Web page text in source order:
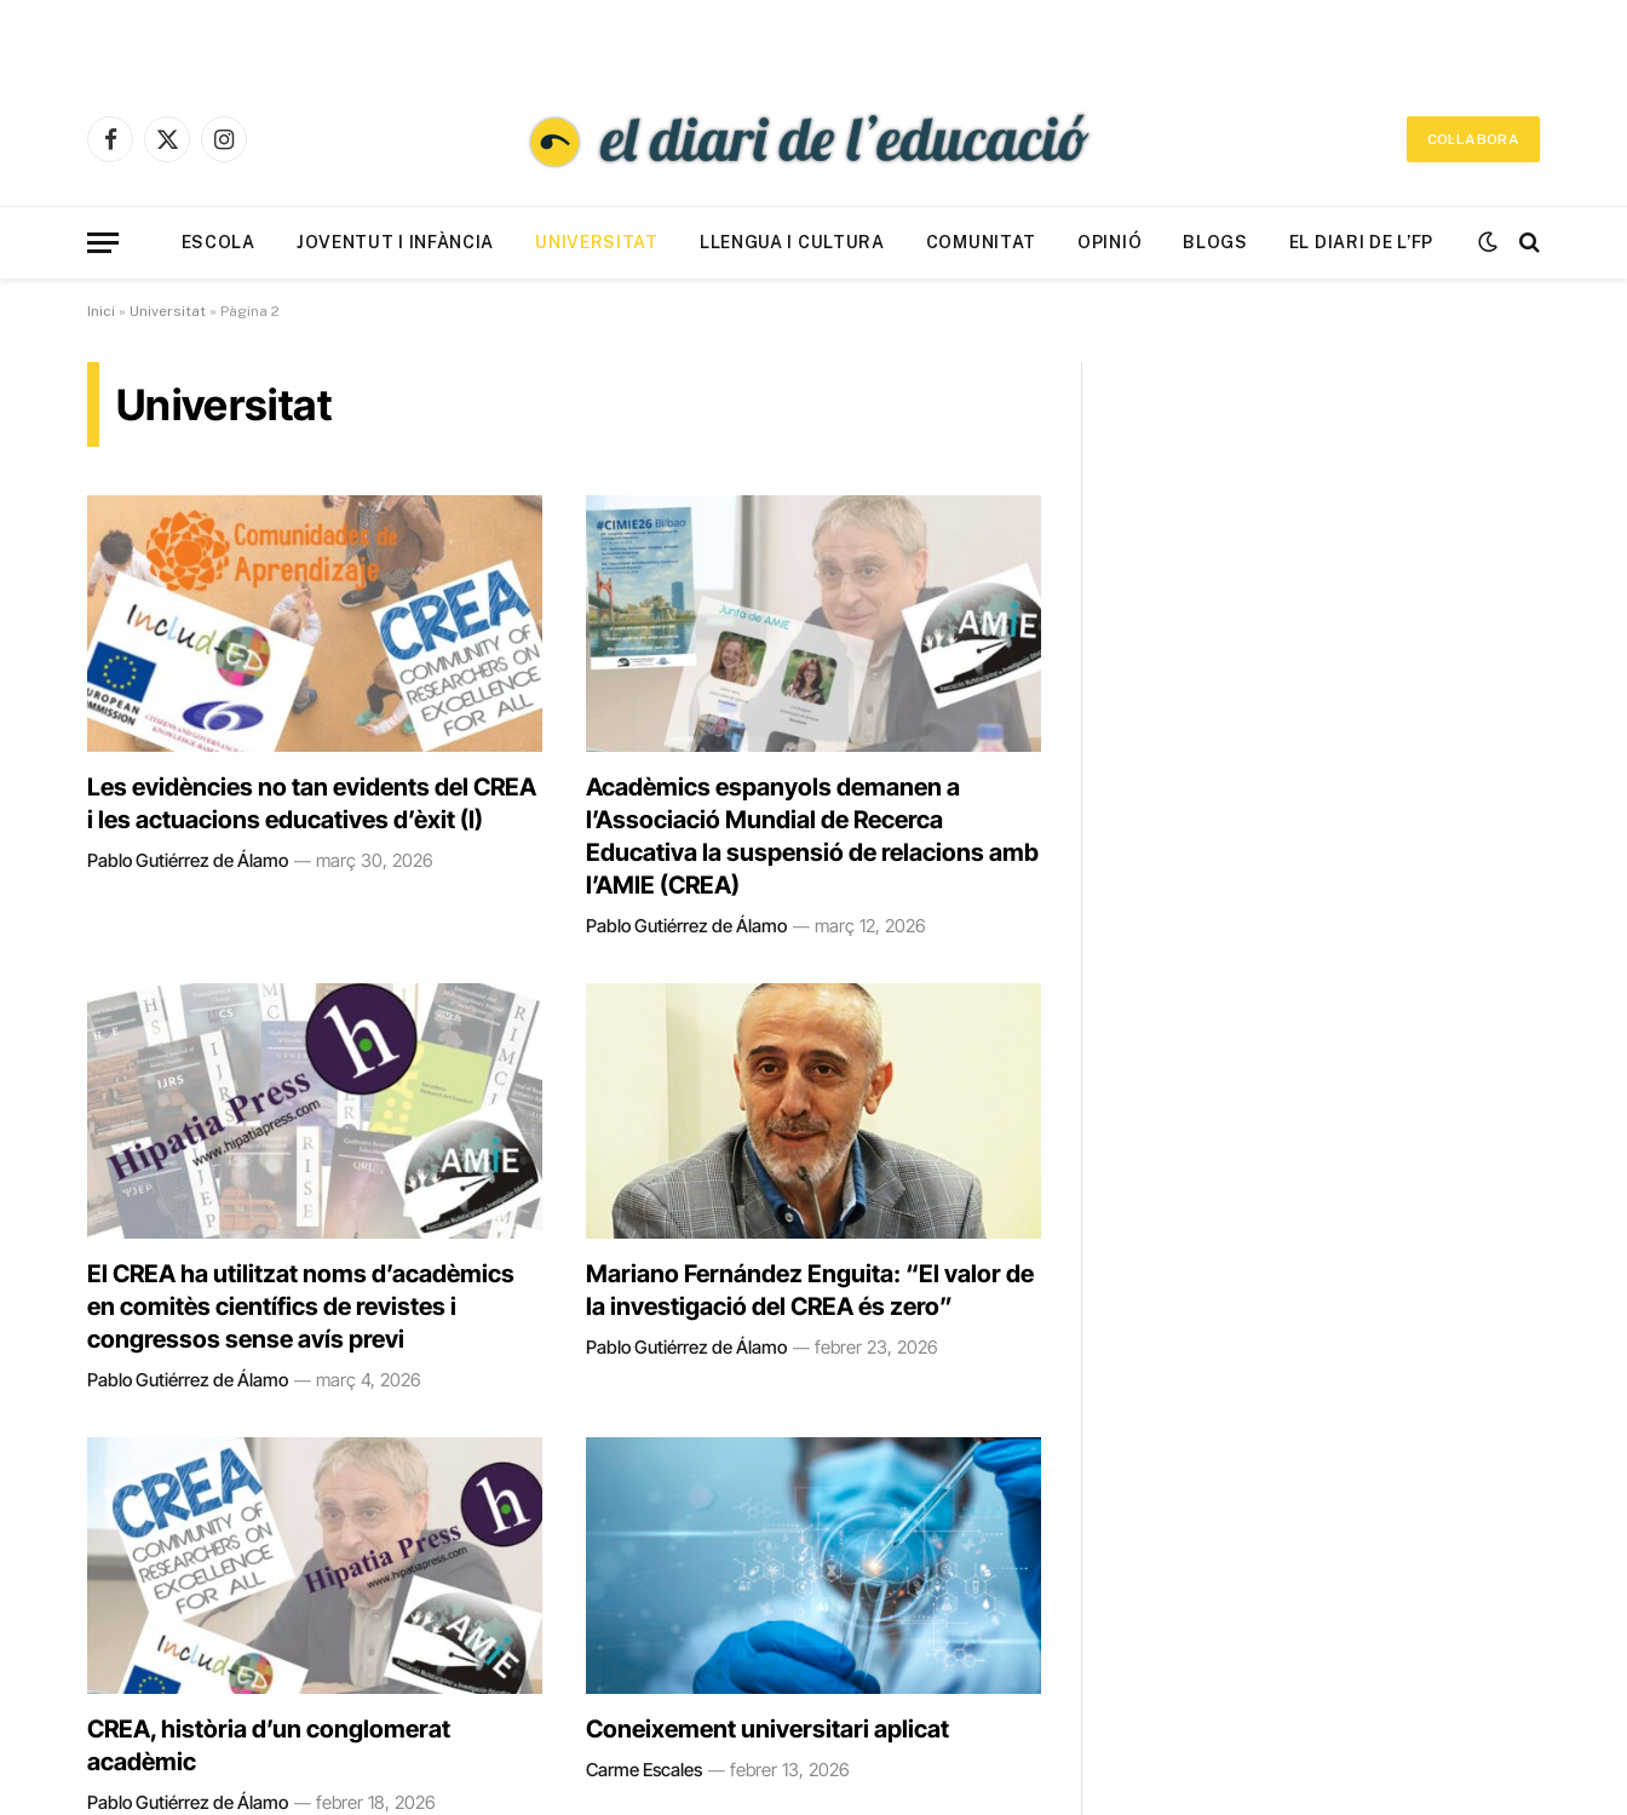
Facebook
X
Instagram
COL·LABORA
ESCOLA JOVENTUT I INFÀNCIA UNIVERSITAT LLENGUA I CULTURA COMUNITAT OPINIÓ BLOGS EL DIARI DE L’FP
Inici » Universitat » Pàgina 2
Universitat
Les evidències no tan evidents del CREA
i les actuacions educatives d’èxit (I)
Pablo Gutiérrez de Álamo març 30, 2026
Acadèmics espanyols demanen a
l’Associació Mundial de Recerca
Educativa la suspensió de relacions amb
l’AMIE (CREA)
Pablo Gutiérrez de Álamo març 12, 2026
El CREA ha utilitzat noms d’acadèmics
en comitès científics de revistes i
congressos sense avís previ
Pablo Gutiérrez de Álamo març 4, 2026
Mariano Fernández Enguita: “El valor de
la investigació del CREA és zero”
Pablo Gutiérrez de Álamo febrer 23, 2026
CREA, història d’un conglomerat
acadèmic
Pablo Gutiérrez de Álamo febrer 18, 2026
Coneixement universitari aplicat
Carme Escales febrer 13, 2026